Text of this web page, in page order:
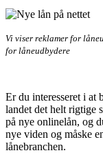
Vi viser reklamer for
for låneudbydere
Er du interesseret i at
landet det helt rigtige
på nye onlinelån, og
nye viden og måske
lånebranchen.